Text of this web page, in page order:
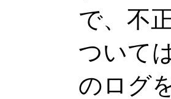
で、不
ついて
のログ